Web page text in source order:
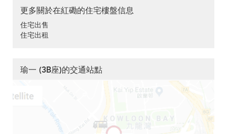
更多關於在紅磡的住宅樓盤信息
住宅出售
住宅出租
瑜一 (3B座)的交通站點